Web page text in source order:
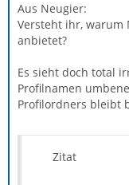
Aus Neugier:
Versteht ihr, warum
anbietet?
Es sieht doch total
Profilnamen
Profilordners bleibt
Zitat